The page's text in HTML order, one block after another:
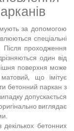
за допомогою
спеціальні
Після проходження
один від
поверхня може
що імітує
бетонний паркан з
допускається
виглядає
бетонних